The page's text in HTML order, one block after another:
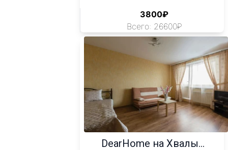
3800₽
Всего: 26600₽
DearHome на Хвалы...